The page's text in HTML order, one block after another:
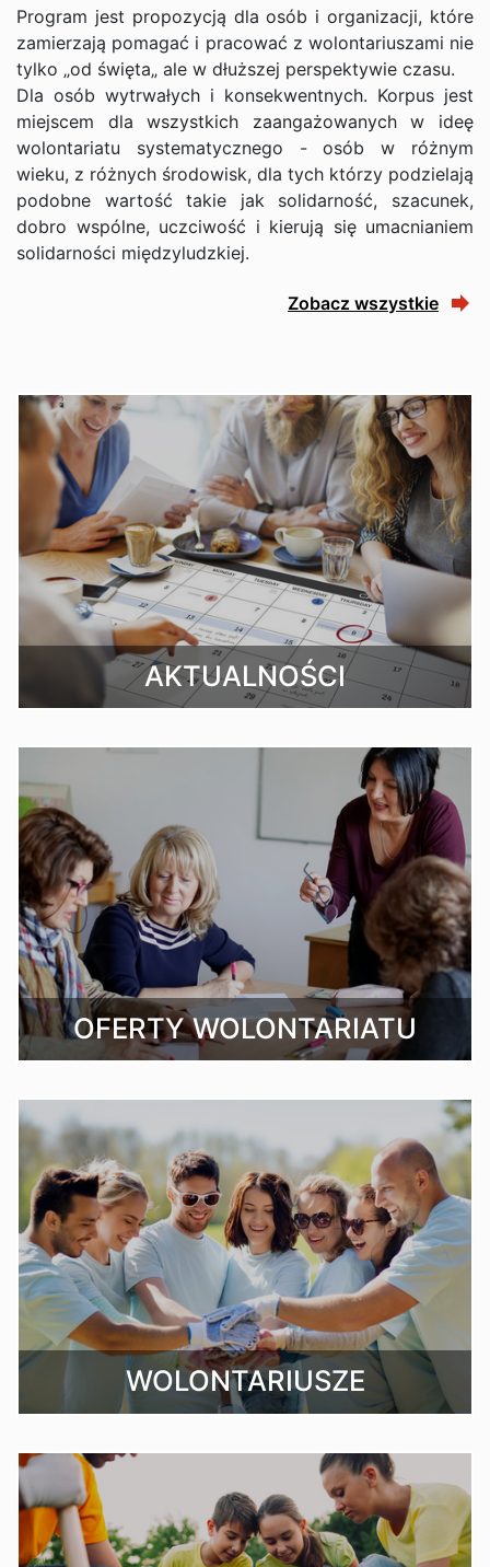
Program jest propozycją dla osób i organizacji, które
zamierzają pomagać i pracować z wolontariuszami nie
tylko „od święta„ ale w dłuższej perspektywie czasu.
Dla osób wytrwałych i konsekwentnych. Korpus jest
miejscem dla wszystkich zaangażowanych w ideę
wolontariatu systematycznego - osób w różnym
wieku, z różnych środowisk, dla tych którzy podzielają
podobne wartość takie jak solidarność, szacunek,
dobro wspólne, uczciwość i kierują się umacnianiem
solidarności międzyludzkiej.
Zobacz wszystkie
AKTUALNOŚCI
OFERTY WOLONTARIATU
WOLONTARIUSZE